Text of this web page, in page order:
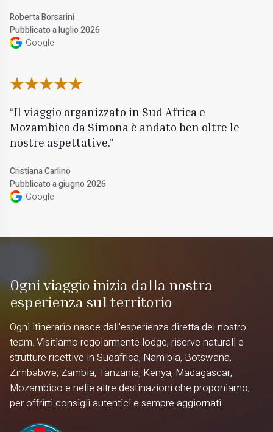
Roberta Borsarini
Pubblicato a luglio 2026
Google
Il viaggio organizzato in Sud Africa e
Mozambico da Simona è andato ben oltre le
nostre aspettative.
Cristiana Carlino
Pubblicato a giugno 2026
Google
Ogni viaggio inizia dalla nostra
esperienza sul territorio
Ogni itinerario nasce dall'esperienza diretta del nostro
team. Visitiamo regolarmente lodge, riserve naturali e
strutture ricettive in Sudafrica, Namibia, Botswana,
Zimbabwe, Zambia, Tanzania, Kenya, Madagascar,
Mozambico e nelle altre destinazioni che proponiamo,
per offrirti consigli autentici e sempre aggiornati.